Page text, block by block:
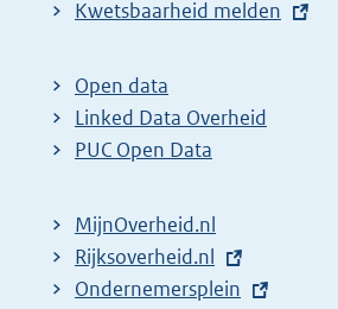
E
t
e
r
l
i
n
Kwetsbaarheid melden
Open data
Linked Data Overheid
PUC Open Data
MijnOverheid.nl
E
x
Rijksoverheid.nl
E
Ondernemersplein